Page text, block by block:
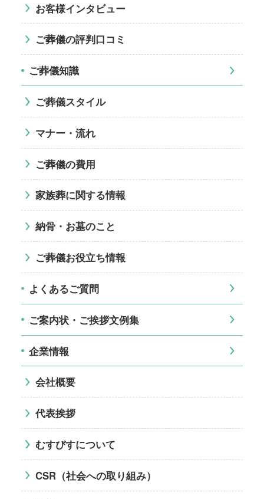
お客様インタビュー
ご葬儀の評判口コミ
ご葬儀知識
ご葬儀スタイル
マナー・流れ
ご葬儀の費用
家族葬に関する情報
納骨・お墓のこと
ご葬儀お役立ち情報
よくあるご質問
ご案内状・ご挨拶文例集
企業情報
会社概要
代表挨拶
むすびすについて
CSR（社会への取り組み）